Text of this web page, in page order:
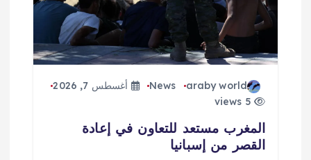
ت
araby world
News
أغسطس 7, 2026
5 views
المغرب مستعد للتعاون في إعادة
القصر من إسبانيا